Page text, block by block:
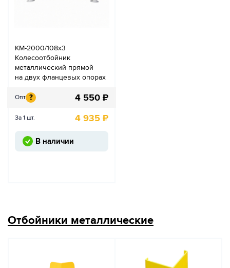
КМ-2000/108х3
Колесоотбойник
металлический прямой
на двух фланцевых опорах
Опт ? 4 550 ₽
За 1 шт. 4 935 ₽
В наличии
Отбойники металлические